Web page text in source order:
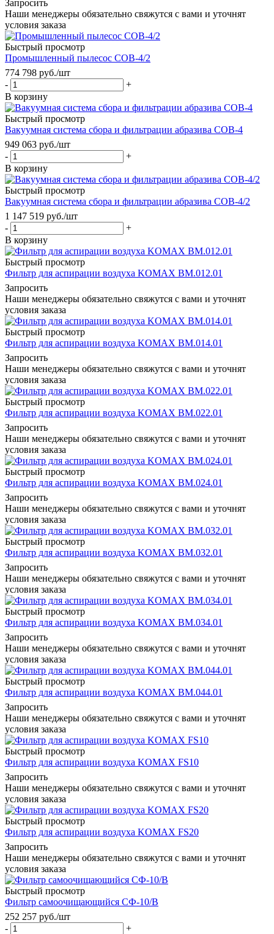
Запросить
Наши менеджеры обязательно свяжутся с вами и уточнят
условия заказа
Быстрый просмотр
Промышленный пылесос СОВ-4/2
774 798 руб./шт
-
+
В корзину
Быстрый просмотр
Вакуумная система сбора и фильтрации абразива СОВ-4
949 063 руб./шт
-
+
В корзину
Быстрый просмотр
Вакуумная система сбора и фильтрации абразива СОВ-4/2
1 147 519 руб./шт
-
+
В корзину
Быстрый просмотр
Фильтр для аспирации воздуха KOMAX BM.012.01
Запросить
Наши менеджеры обязательно свяжутся с вами и уточнят
условия заказа
Быстрый просмотр
Фильтр для аспирации воздуха KOMAX BM.014.01
Запросить
Наши менеджеры обязательно свяжутся с вами и уточнят
условия заказа
Быстрый просмотр
Фильтр для аспирации воздуха KOMAX BM.022.01
Запросить
Наши менеджеры обязательно свяжутся с вами и уточнят
условия заказа
Быстрый просмотр
Фильтр для аспирации воздуха KOMAX BM.024.01
Запросить
Наши менеджеры обязательно свяжутся с вами и уточнят
условия заказа
Быстрый просмотр
Фильтр для аспирации воздуха KOMAX BM.032.01
Запросить
Наши менеджеры обязательно свяжутся с вами и уточнят
условия заказа
Быстрый просмотр
Фильтр для аспирации воздуха KOMAX BM.034.01
Запросить
Наши менеджеры обязательно свяжутся с вами и уточнят
условия заказа
Быстрый просмотр
Фильтр для аспирации воздуха KOMAX BM.044.01
Запросить
Наши менеджеры обязательно свяжутся с вами и уточнят
условия заказа
Быстрый просмотр
Фильтр для аспирации воздуха KOMAX FS10
Запросить
Наши менеджеры обязательно свяжутся с вами и уточнят
условия заказа
Быстрый просмотр
Фильтр для аспирации воздуха KOMAX FS20
Запросить
Наши менеджеры обязательно свяжутся с вами и уточнят
условия заказа
Быстрый просмотр
Фильтр самоочищающийся СФ-10/В
252 257 руб./шт
-
+